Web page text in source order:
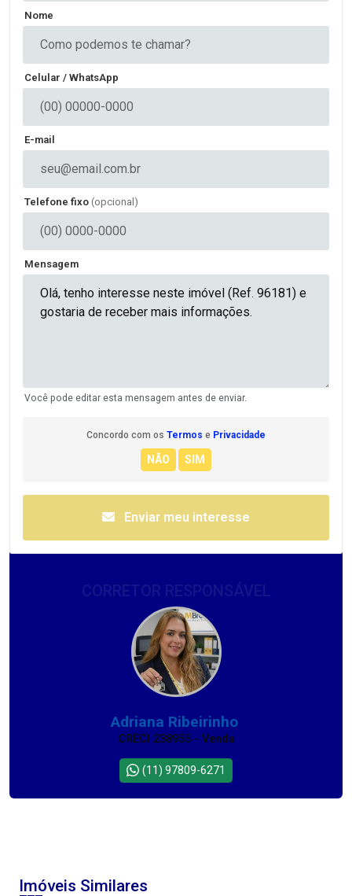
Nome
Celular / WhatsApp
E-mail
Telefone fixo (opcional)
Mensagem
Você pode editar esta mensagem antes de enviar.
Concordo com os Termos e Privacidade
Enviar meu interesse
Adriana Ribeirinho
CRECI 238955 - Venda
(11) 97809-6271
Imóveis Similares